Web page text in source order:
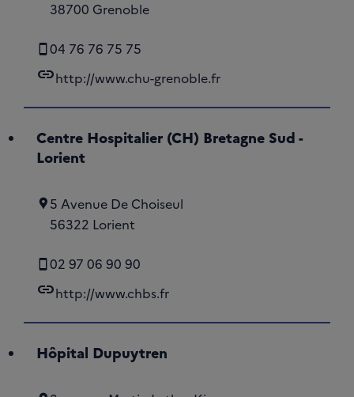
38700 Grenoble
04 76 76 75 75
linkhttp://www.chu-grenoble.fr
Centre Hospitalier (CH) Bretagne Sud -
Lorient
5 Avenue De Choiseul
56322 Lorient
02 97 06 90 90
linkhttp://www.chbs.fr
Hôpital Dupuytren